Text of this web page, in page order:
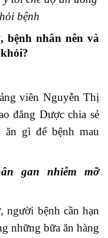
bệnh
bệnh nhân nên và
viên Nguyễn Thị
đẳng Dược chia sẻ
ăn gì để bệnh mau
gan nhiễm mỡ
người bệnh cần hạn
những bữa ăn hàng